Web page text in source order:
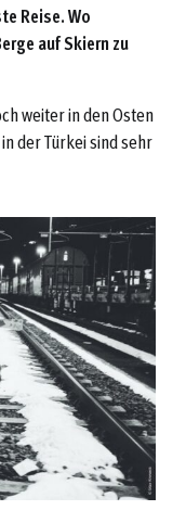
Reise. Wo
auf Skiern zu
weiter in den Osten
der Türkei sind sehr